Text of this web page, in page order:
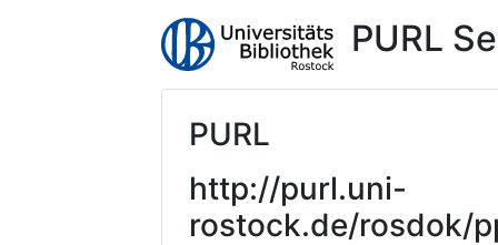
PURL
PURL
http://purl.uni-
rostock.de/rosdok/